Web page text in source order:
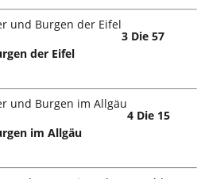
3 Die 57
der Eifel
4 Die 15
im Allgäu